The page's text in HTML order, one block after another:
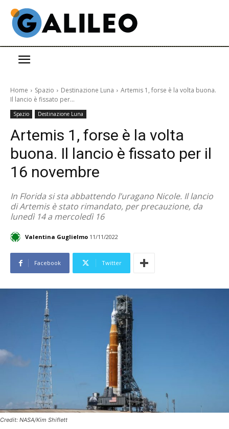
Home Spazio Destinazione Luna
Artemis 1, forse è la volta buona.
Il lancio è fissato per...
Spazio Destinazione Luna
Artemis 1, forse è la volta
buona. Il lancio è fissato per il
16 novembre
In Florida si sta abbattendo l’uragano Nicole. Il lancio
di Artemis è stato rimandato, per precauzione, da
lunedì 14 a mercoledì 16
Valentina Guglielmo 11/11/2022
Facebook Twitter
Credit: NASA/Kim Shiflett